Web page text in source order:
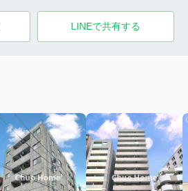
LINEで共有する